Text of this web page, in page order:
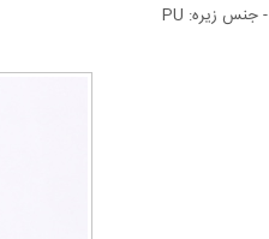
- جنس زیره: PU